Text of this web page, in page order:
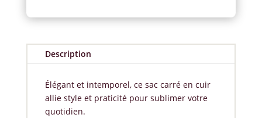
Description
Élégant et intemporel, ce sac carré en cuir
allie style et praticité pour sublimer votre
quotidien.